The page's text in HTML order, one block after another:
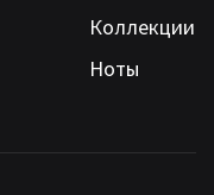
Коллекции
Ноты